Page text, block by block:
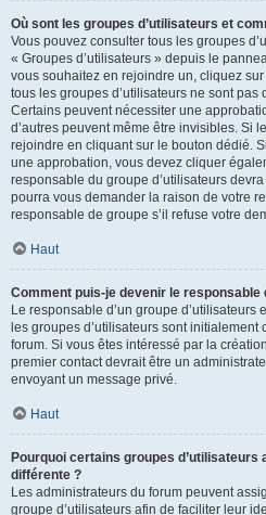
Où sont les groupes d’utilisateurs et
Vous pouvez consulter tous les groupes
« Groupes d’utilisateurs » depuis le
vous souhaitez en rejoindre un, cliquez
tous les groupes d’utilisateurs ne sont
Certains peuvent nécessiter une
d’autres peuvent même être invisibles. Si
rejoindre en cliquant sur le bouton dédié.
une approbation, vous devez cliquer
responsable du groupe d’utilisateurs
pourra vous demander la raison de votre
responsable de groupe s’il refuse votre
Haut
Comment puis-je devenir le responsable
Le responsable d’un groupe
les groupes d’utilisateurs sont
forum. Si vous êtes intéressé par la
premier contact devrait être un
envoyant un message privé.
Haut
Pourquoi certains groupes
différente ?
Les administrateurs du forum peuvent
groupe d’utilisateurs afin de faciliter leur